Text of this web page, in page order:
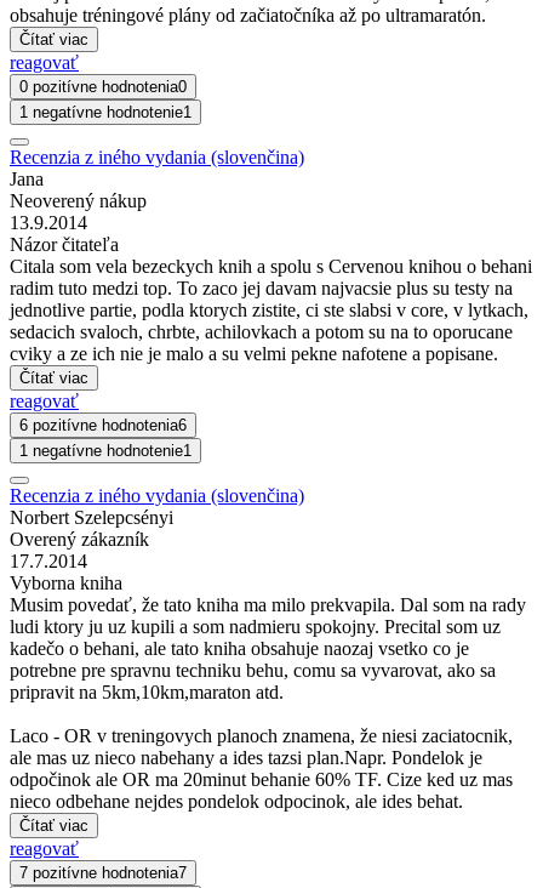
obsahuje tréningové plány od začiatočníka až po ultramaratón.
Čítať viac
reagovať
0 pozitívne hodnotenia0
1 negatívne hodnotenie1
Recenzia z iného vydania (slovenčina)
Jana
Neoverený nákup
13.9.2014
Názor čitateľa
Citala som vela bezeckych knih a spolu s Cervenou knihou o behani
radim tuto medzi top. To zaco jej davam najvacsie plus su testy na
jednotlive partie, podla ktorych zistite, ci ste slabsi v core, v lytkach,
sedacich svaloch, chrbte, achilovkach a potom su na to oporucane
cviky a ze ich nie je malo a su velmi pekne nafotene a popisane.
Čítať viac
reagovať
6 pozitívne hodnotenia6
1 negatívne hodnotenie1
Recenzia z iného vydania (slovenčina)
Norbert Szelepcsényi
Overený zákazník
17.7.2014
Vyborna kniha
Musim povedať, že tato kniha ma milo prekvapila. Dal som na rady
ludi ktory ju uz kupili a som nadmieru spokojny. Precital som uz
kadečo o behani, ale tato kniha obsahuje naozaj vsetko co je
potrebne pre spravnu techniku behu, comu sa vyvarovat, ako sa
pripravit na 5km,10km,maraton atd.
Laco - OR v treningovych planoch znamena, že niesi zaciatocnik,
ale mas uz nieco nabehany a ides tazsi plan.Napr. Pondelok je
odpočinok ale OR ma 20minut behanie 60% TF. Cize ked uz mas
nieco odbehane nejdes pondelok odpocinok, ale ides behat.
Čítať viac
reagovať
7 pozitívne hodnotenia7